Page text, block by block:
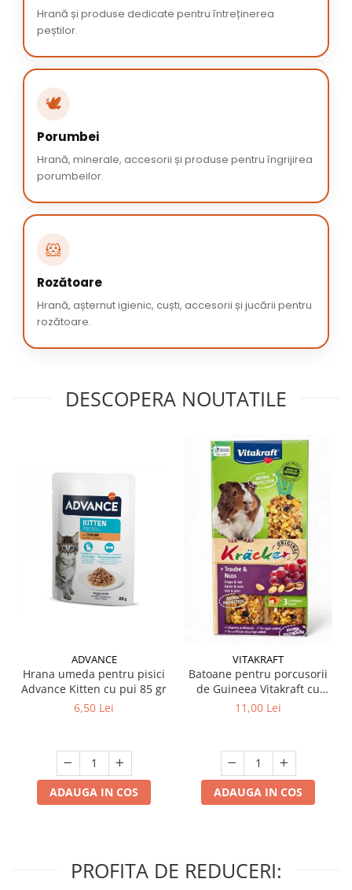
Hrană și produse dedicate pentru întreținerea
peștilor.
🕊️
Porumbei
Hrană, minerale, accesorii și produse pentru îngrijirea
porumbeilor.
🐹
Rozătoare
Hrană, așternut igienic, cuști, accesorii și jucării pentru
rozătoare.
DESCOPERA NOUTATILE
ADVANCE
Hrana umeda pentru pisici
Advance Kitten cu pui 85 gr
6,50 Lei
ADAUGA IN COS
VITAKRAFT
Batoane pentru porcusorii
de Guineea Vitakraft cu
struguri & nuci 2 buc
11,00 Lei
ADAUGA IN COS
PROFITA DE REDUCERI: